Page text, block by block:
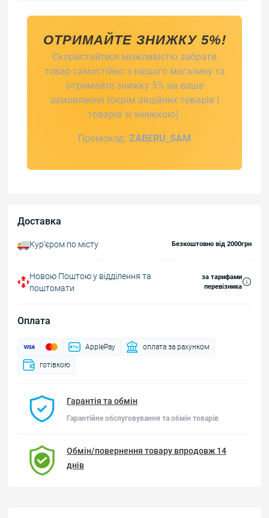
ОТРИМАЙТЕ ЗНИЖКУ 5%!
Скористайтеся можливістю забрати
товар самостійно з нашого магазину та
отримайте знижку 5% на ваше
замовлення (окрім акційних товарів і
товарів зі знижкою).
Промокод: ZABERU_SAM
Доставка
Курʼєром по місту Безкоштовно від 2000грн
Новою Поштою у відділення та
поштомати
за тарифами
перевізника
Оплата
ApplePay оплата за рахунком
готівкою
Гарантія та обмін
Гарантійне обслуговування та обмін товарів
Обмін/повернення товару впродовж 14
днів